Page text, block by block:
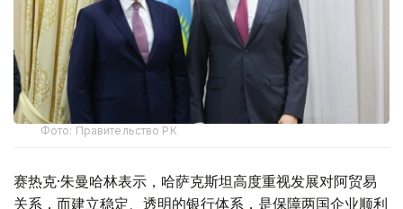
Фото: Правительство РК
赛热克·朱曼哈林表示，哈萨克斯坦高度重视发展对阿贸易
关系，而建立稳定、透明的银行体系，是保障两国企业顺利